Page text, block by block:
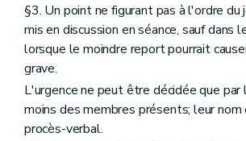
§3. Un point ne figurant pas à l'ordre
mis en discussion en séance, sauf dans
lorsque le moindre report pourrait
grave.
L'urgence ne peut être décidée que par
moins des membres présents; leur nom
procès-verbal.